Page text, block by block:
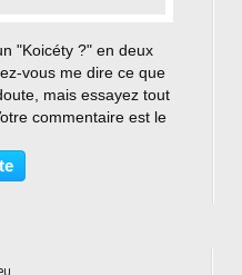
"Koicéty ?" en deux
vous me dire ce que
mais essayez tout
commentaire est le